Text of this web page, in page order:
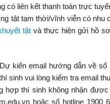
có liên kết thanh toán trực
tật tạm thời/vĩnh viễn có nhu
tật và thực hiện gửi hồ
Dự kiến email hướng dẫn về số
sinh vui lòng kiểm tra email
hợp thí sinh không nhận
hoặc số hotline